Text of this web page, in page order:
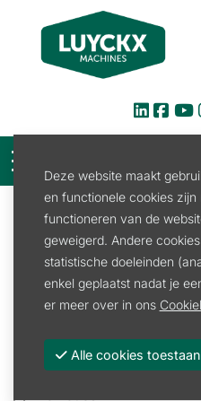
Verkoop
Houtkliever
Toebehoren
Deze website maakt
en functionele cookies
functioneren van de
geweigerd. Andere
statistische doeleinden
enkel geplaatst nadat je
er meer over in ons
Alle cookies toestaan